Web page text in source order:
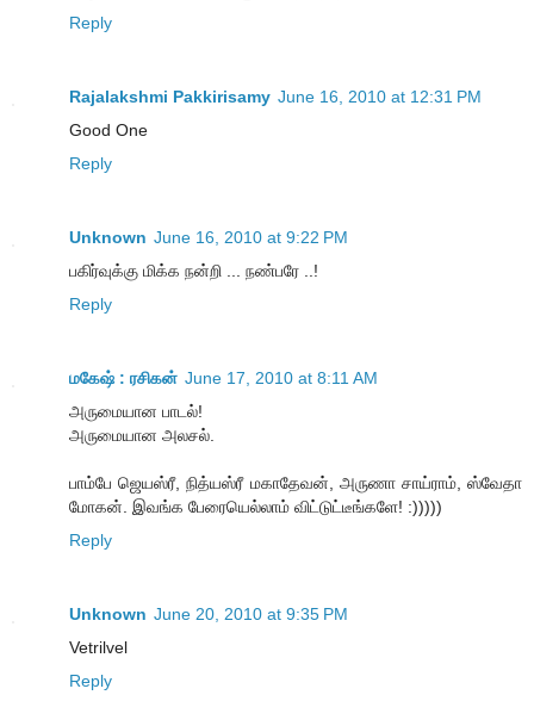
Reply
Rajalakshmi Pakkirisamy June 16, 2010 at 12:31 PM
Good One
Reply
Unknown June 16, 2010 at 9:22 PM
பகிர்வுக்கு மிக்க நன்றி ... நண்பரே ..!
Reply
மகேஷ் : ரசிகன் June 17, 2010 at 8:11 AM
அருமையான பாடல்!
அருமையான அலசல்.
பாம்பே ஜெயஸ்ரீ, நித்யஸ்ரீ மகாதேவன், அருணா சாய்ராம், ஸ்வேதா
மோகன். இவங்க பேரையெல்லாம் விட்டுட்டீங்களே! :)))))
Reply
Unknown June 20, 2010 at 9:35 PM
Vetrilvel
Reply